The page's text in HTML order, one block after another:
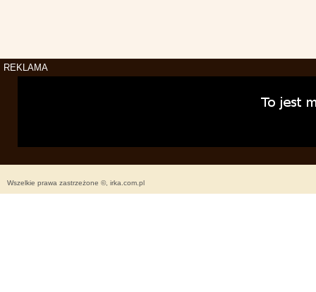
REKLAMA
Wszelkie prawa zastrzeżone ©, irka.com.pl